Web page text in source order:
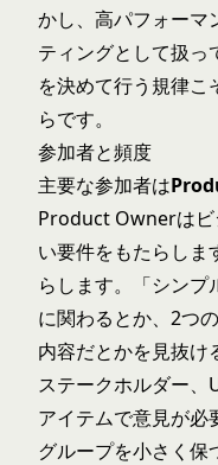
かし、高パフォーマ
ティングとして扱っ
を決めて行う規律
らです。
参加者と頻度
主要な参加者は
Product Ownerはビ
い要件をもたらしま
らします。「シンプ
に関わるとか、2つ
内容だとかを見抜け
ステークホルダー、
アイテムで意見が必
グループを小さく保